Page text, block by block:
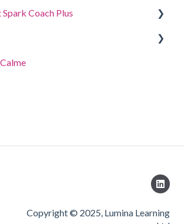
Coach Plus
ou modifier une équipe
de Lumina Team
Copyright © 2025, Lumina Learning